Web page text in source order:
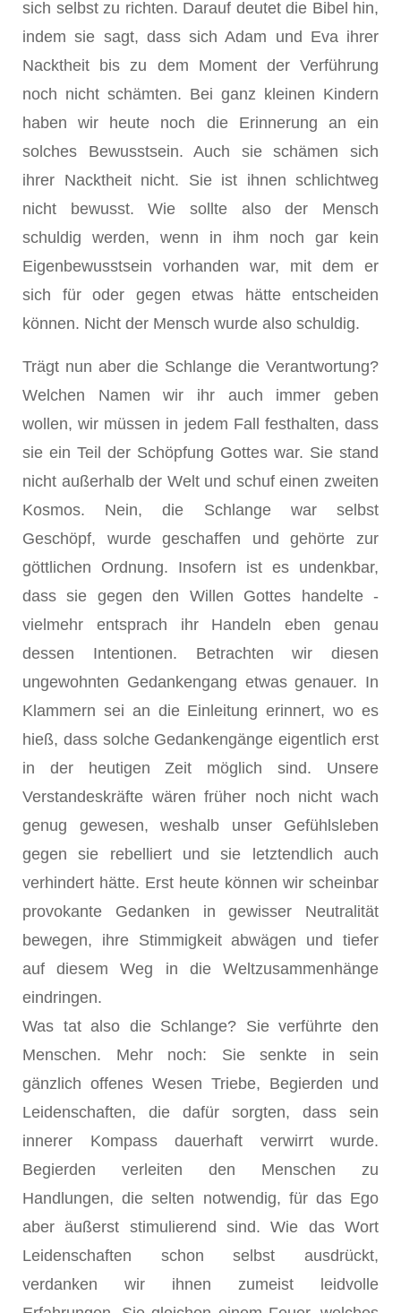
sich selbst zu richten. Darauf deutet die Bibel hin,
indem sie sagt, dass sich Adam und Eva ihrer
Nacktheit bis zu dem Moment der Verführung
noch nicht schämten. Bei ganz kleinen Kindern
haben wir heute noch die Erinnerung an ein
solches Bewusstsein. Auch sie schämen sich
ihrer Nacktheit nicht. Sie ist ihnen schlichtweg
nicht bewusst. Wie sollte also der Mensch
schuldig werden, wenn in ihm noch gar kein
Eigenbewusstsein vorhanden war, mit dem er
sich für oder gegen etwas hätte entscheiden
können. Nicht der Mensch wurde also schuldig.
Trägt nun aber die Schlange die Verantwortung?
Welchen Namen wir ihr auch immer geben
wollen, wir müssen in jedem Fall festhalten, dass
sie ein Teil der Schöpfung Gottes war. Sie stand
nicht außerhalb der Welt und schuf einen zweiten
Kosmos. Nein, die Schlange war selbst
Geschöpf, wurde geschaffen und gehörte zur
göttlichen Ordnung. Insofern ist es undenkbar,
dass sie gegen den Willen Gottes handelte -
vielmehr entsprach ihr Handeln eben genau
dessen Intentionen. Betrachten wir diesen
ungewohnten Gedankengang etwas genauer. In
Klammern sei an die Einleitung erinnert, wo es
hieß, dass solche Gedankengänge eigentlich erst
in der heutigen Zeit möglich sind. Unsere
Verstandeskräfte wären früher noch nicht wach
genug gewesen, weshalb unser Gefühlsleben
gegen sie rebelliert und sie letztendlich auch
verhindert hätte. Erst heute können wir scheinbar
provokante Gedanken in gewisser Neutralität
bewegen, ihre Stimmigkeit abwägen und tiefer
auf diesem Weg in die Weltzusammenhänge
eindringen.
Was tat also die Schlange? Sie verführte den
Menschen. Mehr noch: Sie senkte in sein
gänzlich offenes Wesen Triebe, Begierden und
Leidenschaften, die dafür sorgten, dass sein
innerer Kompass dauerhaft verwirrt wurde.
Begierden verleiten den Menschen zu
Handlungen, die selten notwendig, für das Ego
aber äußerst stimulierend sind. Wie das Wort
Leidenschaften schon selbst ausdrückt,
verdanken wir ihnen zumeist leidvolle